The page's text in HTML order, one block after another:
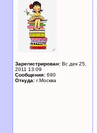
Зарегистрирован: Вс дек 25,
2011 13:09
Сообщения: 690
Откуда: г.Москва